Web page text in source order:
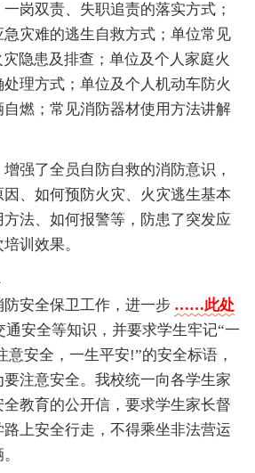
岗双责、失职追责的落实方式；
灾难的逃生自救方式；单位常见
隐患及排查；单位及个人家庭火
理方式；单位及个人机动车防火
燃；常见消防器材使用方法讲解
强了全员自防自救的消防意识，
、如何预防火灾、火灾逃生基本
法、如何报警等，防患了突发应
训效果。
安全保卫工作，进一步 ……此处
通安全等知识，并要求学生牢记“一
意安全，一生平安!”的安全标语，
注意安全。我校统一向各学生家
教育的公开信，要求学生家长督
上安全行走，不得乘坐非法营运